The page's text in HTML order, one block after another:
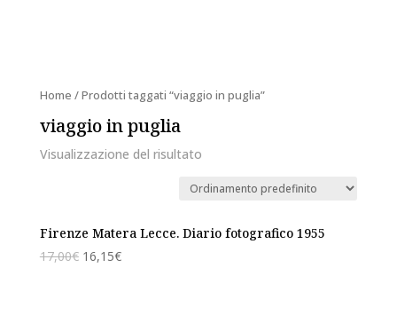
Home / Prodotti taggati “viaggio in puglia”
viaggio in puglia
Visualizzazione del risultato
Firenze Matera Lecce. Diario fotografico 1955
17,00€ 16,15€